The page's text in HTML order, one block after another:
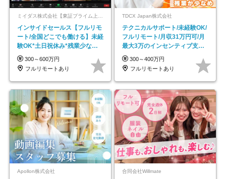
インサイドセールス【フルリモ
ート/全国どこでも働ける】未経
験OK*土日祝休み*残業少なめ*
在宅勤務手当あり
300～600万円
フルリモートあり
TDCX Japan株式会社
テクニカルサポート/未経験OK/
フルリモート/月収31万円可/月
最大3万のインセンティブ支給/
平均年齢33歳
300～400万円
フルリモートあり
Apollon株式会社 合同会社Willmate